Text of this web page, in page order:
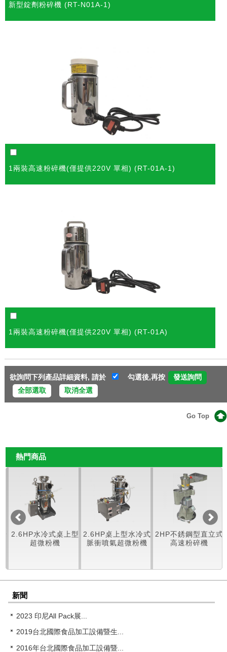
新型錠劑粉碎機 (RT-N01A-1)
1兩裝高速粉碎機(僅提供220V 單相) (RT-01A-1)
1兩裝高速粉碎機(僅提供220V 單相) (RT-01A)
欲詢問下列產品詳細資料, 請於
勾選後,再按
全部選取
取消全選
Go Top
熱門商品
桌上型 2.6HP桌上型水冷式
脈衝噴氣超微粉機
2HP不銹鋼型直立式
高速粉碎機
1HP不銹鋼型
速粉碎
新聞
2023 印尼All Pack展...
2019台北國際食品加工設備暨生...
2016年台北國際食品加工設備暨...